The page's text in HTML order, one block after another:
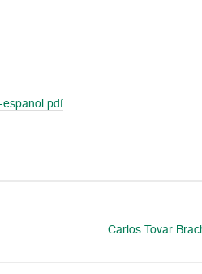
espanol.pdf
Carlos Tovar